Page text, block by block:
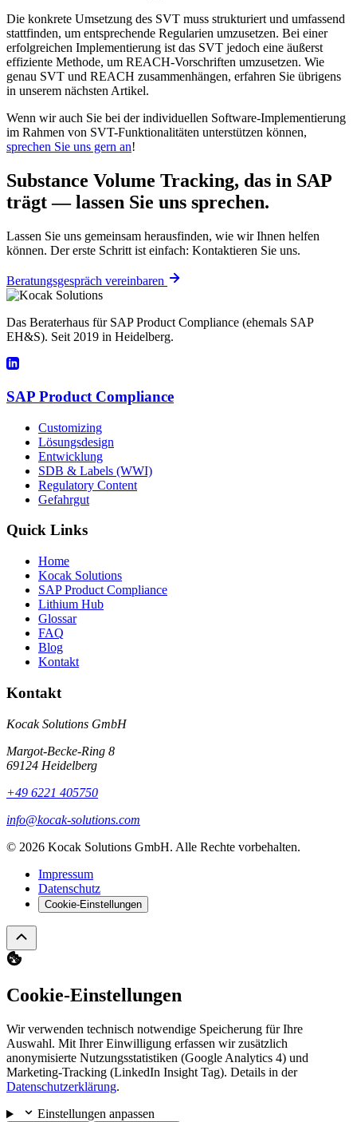
Die konkrete Umsetzung des SVT muss strukturiert und umfassend
stattfinden, um entsprechende Regularien umzusetzen. Bei einer
erfolgreichen Implementierung ist das SVT jedoch eine äußerst
effiziente Methode, um REACH-Vorschriften umzusetzen. Wie
genau SVT und REACH zusammenhängen, erfahren Sie übrigens
in unserem nächsten Artikel.
Wenn wir auch Sie bei der individuellen Software-Implementierung
im Rahmen von SVT-Funktionalitäten unterstützen können,
sprechen Sie uns gern an!
Substance Volume Tracking, das in SAP
trägt — lassen Sie uns sprechen.
Lassen Sie uns gemeinsam herausfinden, wie wir Ihnen helfen
können. Der erste Schritt ist einfach: Kontaktieren Sie uns.
Beratungsgespräch vereinbaren
Das Beraterhaus für SAP Product Compliance (ehemals SAP
EH&S). Seit 2019 in Heidelberg.
SAP Product Compliance
Customizing
Lösungsdesign
Entwicklung
SDB & Labels (WWI)
Regulatory Content
Gefahrgut
Quick Links
Home
Kocak Solutions
SAP Product Compliance
Lithium Hub
Glossar
FAQ
Blog
Kontakt
Kontakt
Kocak Solutions GmbH
Margot-Becke-Ring 8
69124 Heidelberg
+49 6221 405750
info@kocak-solutions.com
© 2026 Kocak Solutions GmbH. Alle Rechte vorbehalten.
Impressum
Datenschutz
Cookie-Einstellungen
Cookie-Einstellungen
Wir verwenden technisch notwendige Speicherung für Ihre
Auswahl. Mit Ihrer Einwilligung erfassen wir zusätzlich
anonymisierte Nutzungsstatistiken (Google Analytics 4) und
Marketing-Tracking (LinkedIn Insight Tag). Details in der
Datenschutzerklärung.
Einstellungen anpassen